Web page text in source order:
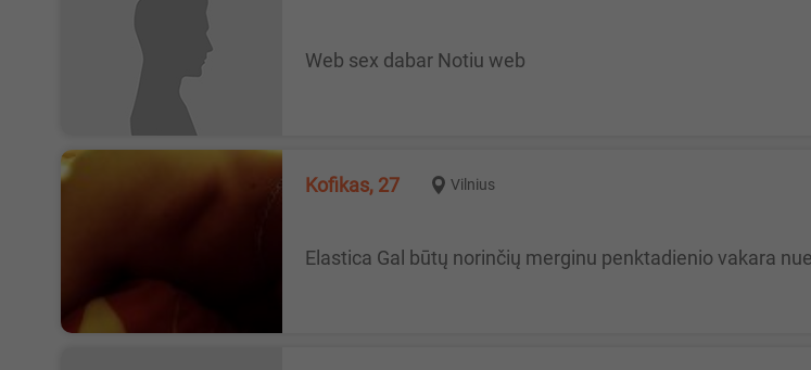
Web sex dabar Notiu web
Kofikas, 27 Vilnius
Elastica Gal būtų norinčių merginu penktadienio vakara